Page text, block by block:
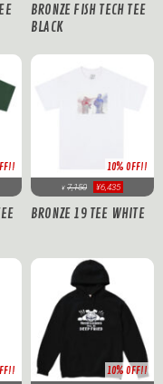
BRONZE FISH TECH TEE
BLACK
10% OFF!!
¥ 7,150 ¥6,435
BRONZE 19 TEE WHITE
10% OFF!!